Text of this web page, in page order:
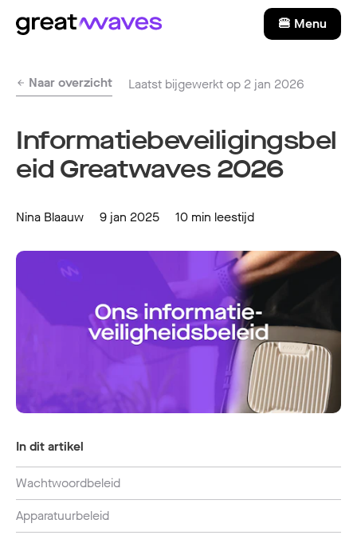
🍔 Menu
Naar overzicht Laatst bijgewerkt op 2 jan 2026
Informatiebeveiligingsbel
eid Greatwaves 2026
Nina Blaauw 9 jan 2025 10 min leestijd
In dit artikel
Wachtwoordbeleid
Apparatuurbeleid